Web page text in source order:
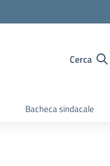
Cerca
Bacheca sindacale